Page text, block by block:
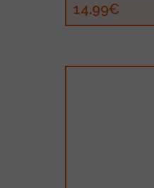
14.99€